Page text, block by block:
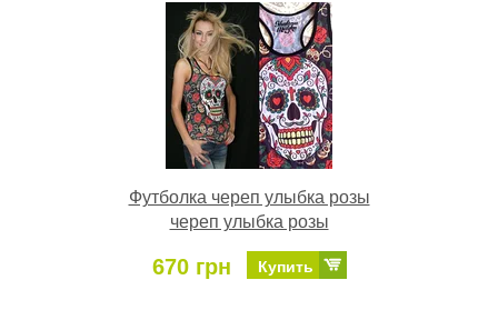
Футболка череп улыбка розы
череп улыбка розы
670 грн Купить